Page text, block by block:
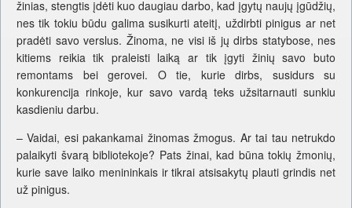
žinias, stengtis įdėti kuo daugiau darbo, kad įgytų naujų įgūdžių,
nes tik tokiu būdu galima susikurti ateitį, uždirbti pinigus ar net
pradėti savo verslus. Žinoma, ne visi iš jų dirbs statybose, nes
kitiems reikia tik praleisti laiką ar tik įgyti žinių savo buto
remontams bei gerovei. O tie, kurie dirbs, susidurs su
konkurencija rinkoje, kur savo vardą teks užsitarnauti sunkiu
kasdieniu darbu.
– Vaidai, esi pakankamai žinomas žmogus. Ar tai tau netrukdo
palaikyti švarą bibliotekoje? Pats žinai, kad būna tokių žmonių,
kurie save laiko menininkais ir tikrai atsisakytų plauti grindis net
už pinigus.